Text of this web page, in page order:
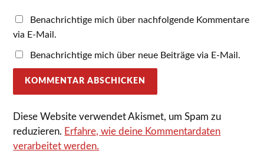
Benachrichtige mich über nachfolgende Kommentare
via E-Mail.
Benachrichtige mich über neue Beiträge via E-Mail.
Diese Website verwendet Akismet, um Spam zu
reduzieren. Erfahre, wie deine Kommentardaten
verarbeitet werden.